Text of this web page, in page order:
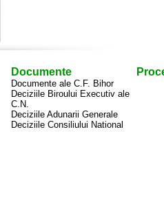
Documente
Documente ale C.F. Bihor
Deciziile Biroului Executiv ale
C.N.
Deciziile Adunarii Generale
Deciziile Consiliului National